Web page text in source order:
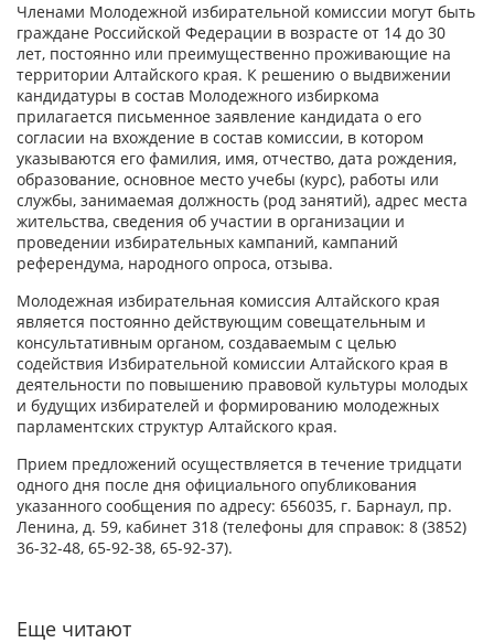
Членами Молодежной избирательной комиссии могут быть
граждане Российской Федерации в возрасте от 14 до 30
лет, постоянно или преимущественно проживающие на
территории Алтайского края. К решению о выдвижении
кандидатуры в состав Молодежного избиркома
прилагается письменное заявление кандидата о его
согласии на вхождение в состав комиссии, в котором
указываются его фамилия, имя, отчество, дата рождения,
образование, основное место учебы (курс), работы или
службы, занимаемая должность (род занятий), адрес места
жительства, сведения об участии в организации и
проведении избирательных кампаний, кампаний
референдума, народного опроса, отзыва.
Молодежная избирательная комиссия Алтайского края
является постоянно действующим совещательным и
консультативным органом, создаваемым с целью
содействия Избирательной комиссии Алтайского края в
деятельности по повышению правовой культуры молодых
и будущих избирателей и формированию молодежных
парламентских структур Алтайского края.
Прием предложений осуществляется в течение тридцати
одного дня после дня официального опубликования
указанного сообщения по адресу: 656035, г. Барнаул, пр.
Ленина, д. 59, кабинет 318 (телефоны для справок: 8 (3852)
36-32-48, 65-92-38, 65-92-37).
Еще читают